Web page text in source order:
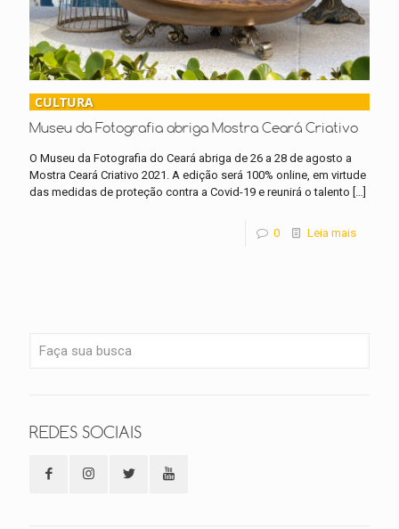
CULTURA
Museu da Fotografia abriga Mostra Ceará Criativo
O Museu da Fotografia do Ceará abriga de 26 a 28 de agosto a
Mostra Ceará Criativo 2021. A edição será 100% online, em virtude
das medidas de proteção contra a Covid-19 e reunirá o talento […]
0 Leia mais
REDES SOCIAIS